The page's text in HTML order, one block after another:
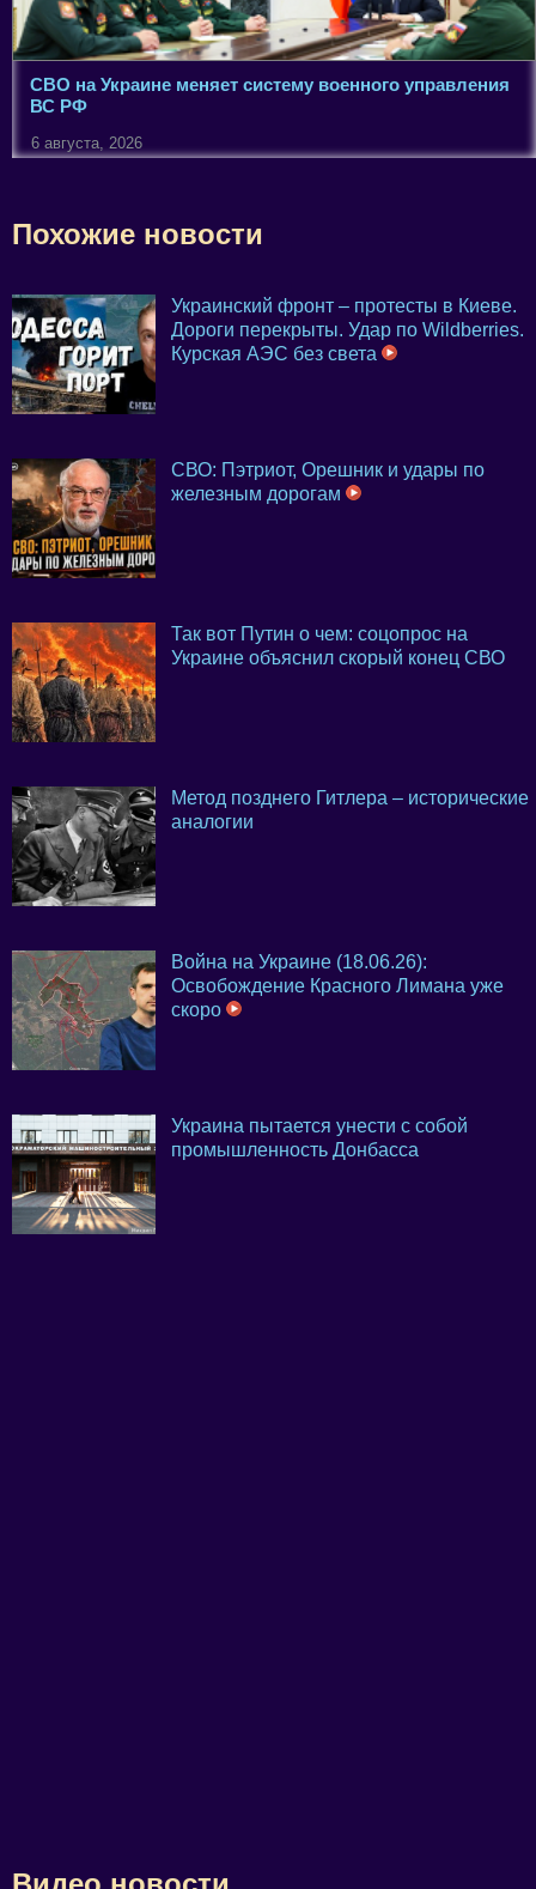
СВО на Украине меняет систему военного управления
ВС РФ
6 августа, 2026
Похожие новости
Украинский фронт – протесты в Киеве.
Дороги перекрыты. Удар по Wildberries.
Курская АЭС без света
СВО: Пэтриот, Орешник и удары по
железным дорогам
Так вот Путин о чем: соцопрос на
Украине объяснил скорый конец СВО
Метод позднего Гитлера – исторические
аналогии
Война на Украине (18.06.26):
Освобождение Красного Лимана уже
скоро
Украина пытается унести с собой
промышленность Донбасса